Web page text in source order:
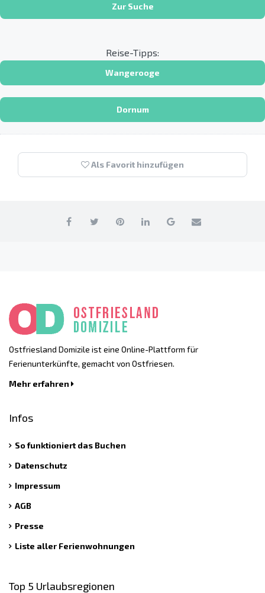
Zur Suche
Reise-Tipps:
Wangerooge
Dornum
Als Favorit hinzufügen
Ostfriesland Domizile ist eine Online-Plattform für
Ferienunterkünfte, gemacht von Ostfriesen.
Mehr erfahren
Infos
So funktioniert das Buchen
Datenschutz
Impressum
AGB
Presse
Liste aller Ferienwohnungen
Top 5 Urlaubsregionen